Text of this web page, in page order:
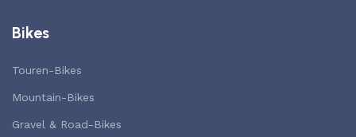
Bikes
Touren-Bikes
Mountain-Bikes
Gravel & Road-Bikes